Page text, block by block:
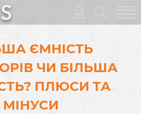
Головне
меню
ЄМНІСТЬ
ЧИ БІЛЬША
ПЛЮСИ ТА
МІНУСИ